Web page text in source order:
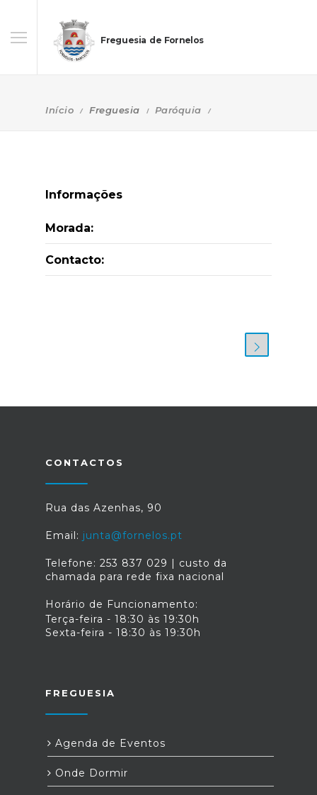
Freguesia de Fornelos
Início Freguesia Paróquia
Informações
Morada:
Contacto:
CONTACTOS
Rua das Azenhas, 90
Email: junta@fornelos.pt
Telefone: 253 837 029 | custo da
chamada para rede fixa nacional
Horário de Funcionamento:
Terça-feira - 18:30 às 19:30h
Sexta-feira - 18:30 às 19:30h
FREGUESIA
Agenda de Eventos
Onde Dormir